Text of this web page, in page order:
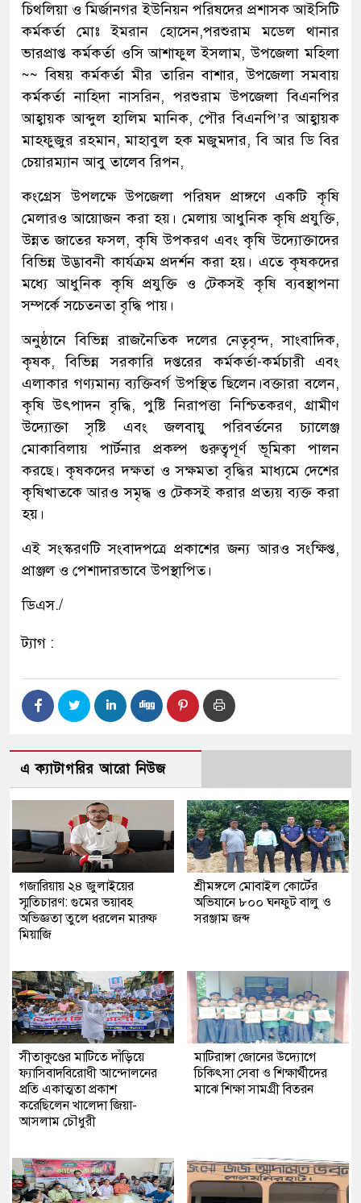
চিথলিয়া ও মির্জানগর ইউনিয়ন পরিষদের প্রশাসক আইসিটি
কর্মকর্তা মোঃ ইমরান হোসেন,পরশুরাম মডেল থানার
ভারপ্রাপ্ত কর্মকর্তা ওসি আশাফুল ইসলাম, উপজেলা মহিলা
~~ বিষয় কর্মকর্তা মীর তারিন বাশার, উপজেলা সমবায়
কর্মকর্তা নাহিদা নাসরিন, পরশুরাম উপজেলা বিএনপির
আহ্বায়ক আব্দুল হালিম মানিক, পৌর বিএনপি’র আহ্বায়ক
মাহফুজুর রহমান, মাহাবুল হক মজুমদার, বি আর ডি বির
চেয়ারম্যান আবু তালেব রিপন,
কংগ্রেস উপলক্ষে উপজেলা পরিষদ প্রাঙ্গণে একটি কৃষি
মেলারও আয়োজন করা হয়। মেলায় আধুনিক কৃষি প্রযুক্তি,
উন্নত জাতের ফসল, কৃষি উপকরণ এবং কৃষি উদ্যোক্তাদের
বিভিন্ন উদ্ভাবনী কার্যক্রম প্রদর্শন করা হয়। এতে কৃষকদের
মধ্যে আধুনিক কৃষি প্রযুক্তি ও টেকসই কৃষি ব্যবস্থাপনা
সম্পর্কে সচেতনতা বৃদ্ধি পায়।
অনুষ্ঠানে বিভিন্ন রাজনৈতিক দলের নেতৃবৃন্দ, সাংবাদিক,
কৃষক, বিভিন্ন সরকারি দপ্তরের কর্মকর্তা-কর্মচারী এবং
এলাকার গণ্যমান্য ব্যক্তিবর্গ উপস্থিত ছিলেন।বক্তারা বলেন,
কৃষি উৎপাদন বৃদ্ধি, পুষ্টি নিরাপত্তা নিশ্চিতকরণ, গ্রামীণ
উদ্যোক্তা সৃষ্টি এবং জলবায়ু পরিবর্তনের চ্যালেঞ্জ
মোকাবিলায় পার্টনার প্রকল্প গুরুত্বপূর্ণ ভূমিকা পালন
করছে। কৃষকদের দক্ষতা ও সক্ষমতা বৃদ্ধির মাধ্যমে দেশের
কৃষিখাতকে আরও সমৃদ্ধ ও টেকসই করার প্রত্যয় ব্যক্ত করা
হয়।
এই সংস্করণটি সংবাদপত্রে প্রকাশের জন্য আরও সংক্ষিপ্ত,
প্রাঞ্জল ও পেশাদারভাবে উপস্থাপিত।
ডিএস./
ট্যাগ :
এ ক্যাটাগরির আরো নিউজ
গজারিয়ায় ২৪ জুলাইয়ের
স্মৃতিচারণ: গুমের ভয়াবহ
অভিজ্ঞতা তুলে ধরলেন মারুফ
মিয়াজি
শ্রীমঙ্গলে মোবাইল কোর্টের
অভিযানে ৮০০ ঘনফুট বালু ও
সরঞ্জাম জব্দ
সীতাকুণ্ডের মাটিতে দাঁড়িয়ে
ফ্যাসিবাদবিরোধী আন্দোলনের
প্রতি একাত্মতা প্রকাশ
করেছিলেন খালেদা জিয়া-
আসলাম চৌধুরী
মাটিরাঙ্গা জোনের উদ্যোগে
চিকিৎসা সেবা ও শিক্ষার্থীদের
মাঝে শিক্ষা সামগ্রী বিতরন